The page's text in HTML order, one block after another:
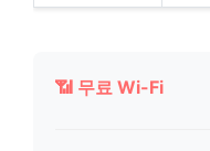
📶 무료 Wi-Fi